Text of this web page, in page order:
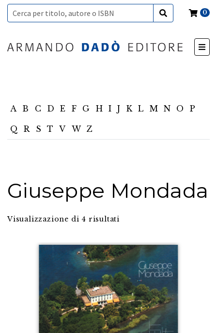
0
A B C D E F G H I J K L M N O P
Q R S T V W Z
Giuseppe Mondada
Visualizzazione di 4 risultati